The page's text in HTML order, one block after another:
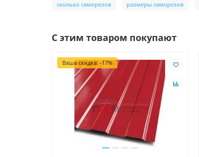
сколько саморезов размеры саморезов
С этим товаром покупают
Ваша скидка: -17%